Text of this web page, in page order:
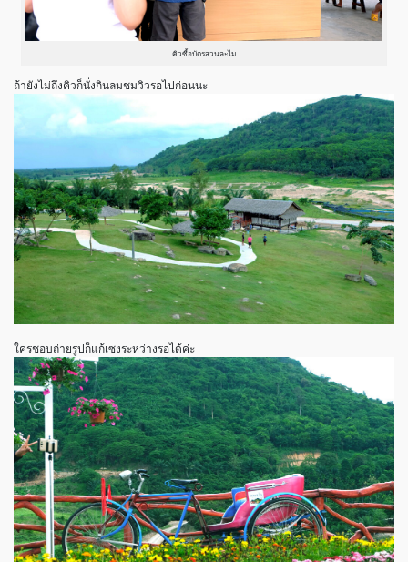
คิวซื้อบัตรสวนละไม
ถ้ายังไม่ถึงคิวก็นั่งกินลมชมวิวรอไปก่อนนะ
ใครชอบถ่ายรูปก็แก้เซงระหว่างรอได้ค่ะ